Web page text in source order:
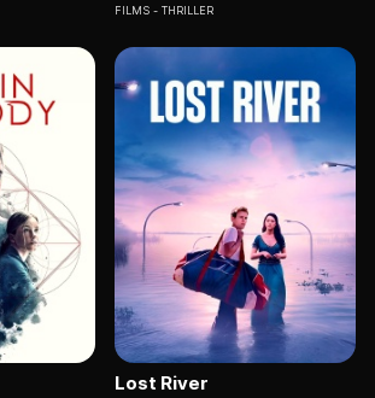
FILMS THRILLER
Lost River